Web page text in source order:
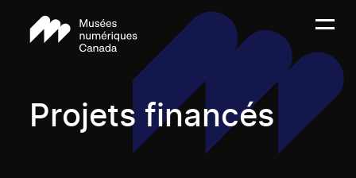
Projets financés